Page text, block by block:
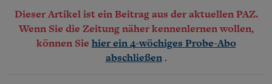
Dieser Artikel ist ein Beitrag aus der aktuellen PAZ.
Wenn Sie die Zeitung näher kennenlernen wollen,
können Sie hier ein 4-wöchiges Probe-Abo
abschließen .